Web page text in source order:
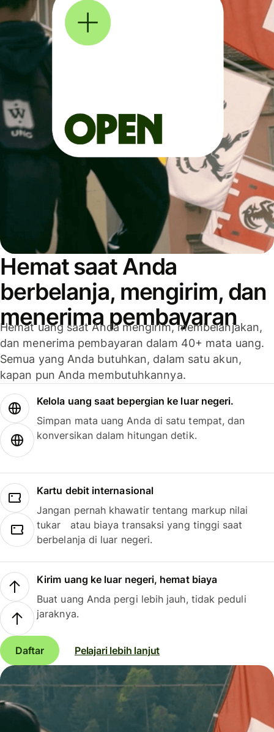
Hemat saat Anda
berbelanja, mengirim, dan
menerima pembayaran
Hemat uang saat Anda mengirim, membelanjakan,
dan menerima pembayaran dalam 40+ mata uang.
Semua yang Anda butuhkan, dalam satu akun,
kapan pun Anda membutuhkannya.
Kelola uang saat bepergian ke luar negeri.
Simpan mata uang Anda di satu tempat, dan
konversikan dalam hitungan detik.
Kartu debit internasional
Jangan pernah khawatir tentang markup nilai
tukar atau biaya transaksi yang tinggi saat
berbelanja di luar negeri.
Kirim uang ke luar negeri, hemat biaya
Buat uang Anda pergi lebih jauh, tidak peduli
jaraknya.
Daftar Pelajari lebih lanjut